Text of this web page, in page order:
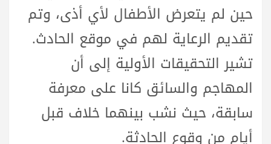
حين لم يتعرض الأطفال لأي أذى، وتم
تقديم الرعاية لهم في موقع الحادث.
تشير التحقيقات الأولية إلى أن
المهاجم والسائق كانا على معرفة
سابقة، حيث نشب بينهما خلاف قبل
أيام من وقوع الحادثة.